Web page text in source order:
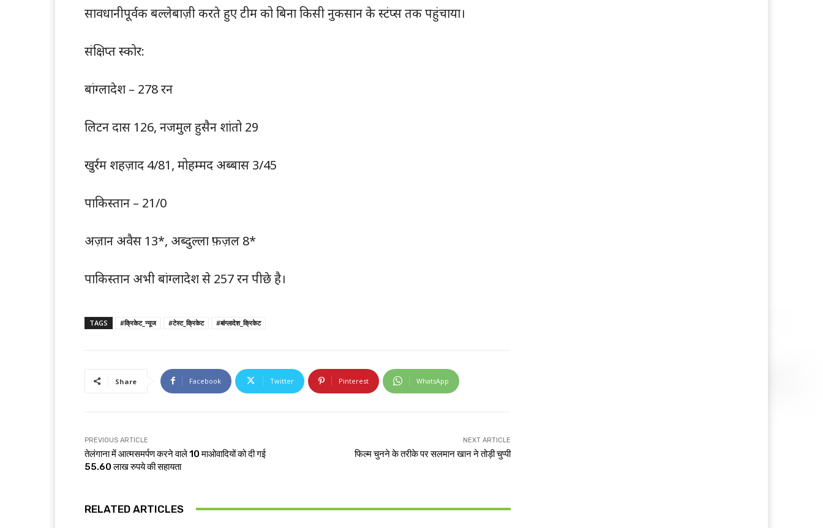
सावधानीपूर्वक बल्लेबाज़ी करते हुए टीम को बिना किसी नुकसान के स्टंप्स तक पहुंचाया।
संक्षिप्त स्कोर:
बांग्लादेश – 278 रन
लिटन दास 126, नजमुल हुसैन शांतो 29
खुर्रम शहज़ाद 4/81, मोहम्मद अब्बास 3/45
पाकिस्तान – 21/0
अज़ान अवैस 13*, अब्दुल्ला फ़ज़ल 8*
पाकिस्तान अभी बांग्लादेश से 257 रन पीछे है।
TAGS #क्रिकेट_न्यूज #टेस्ट_क्रिकेट #बांग्लादेश_क्रिकेट
Share Facebook Twitter Pinterest WhatsApp
PREVIOUS ARTICLE
तेलंगाना में आत्मसमर्पण करने वाले 10 माओवादियों को दी गई
55.60 लाख रुपये की सहायता
NEXT ARTICLE
फिल्म चुनने के तरीके पर सलमान खान ने तोड़ी चुप्पी
RELATED ARTICLES